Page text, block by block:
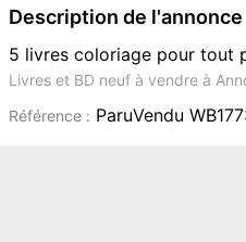
Description de l'annonce
5 livres coloriage pour tout
Livres et BD neuf à vendre à
Référence : ParuVendu